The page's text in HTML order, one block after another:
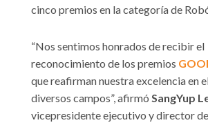
cinco premios en la categoría de
“Nos sentimos honrados de recibir el
reconocimiento de los premios
que reafirman nuestra excelencia en
diversos campos”, afirmó SangYup
vicepresidente ejecutivo y director de